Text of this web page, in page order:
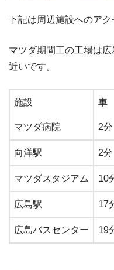
下記は周辺施設へのアク
マツダ期間工の工場は
近いです。
施設 車
マツダ病院 2分
向洋駅 2分
マツダスタジアム 10
広島駅 17
広島バスセンター 19